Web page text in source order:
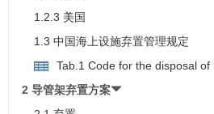
1.2.3 美国
1.3 中国海上设施弃置管理规定
Tab.1 Code for the disposal
2 导管架弃置方案